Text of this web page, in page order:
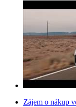
Zájem o nákup